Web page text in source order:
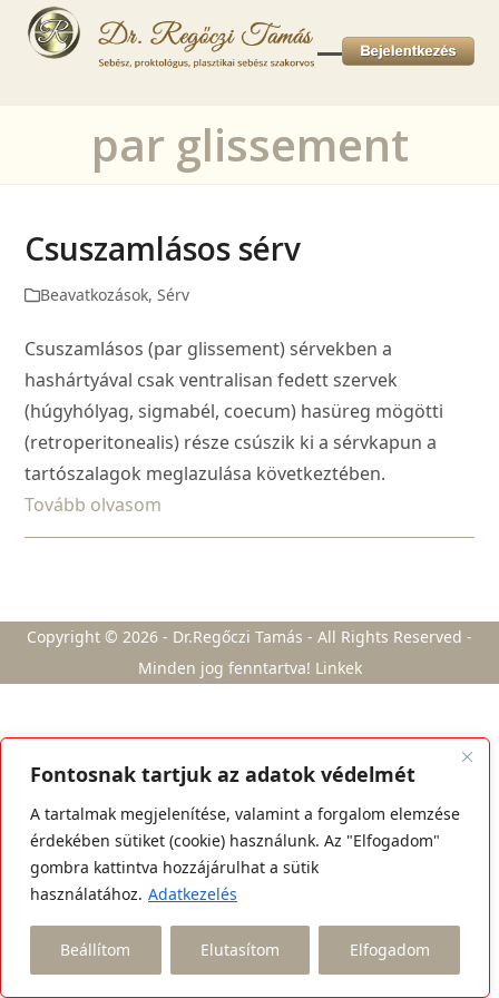
Fontosnak tartjuk az adatok védelmét
A tartalmak megjelenítése, valamint a forgalom elemzése
érdekében sütiket (cookie) használunk. Az "Elfogadom"
gombra kattintva hozzájárulhat a sütik
használatához. Adatkezelés
Beállítom Elutasítom Elfogadom
Skip
menu
menu
par glissement
Csuszamlásos sérv
Beavatkozások,Sérv
Csuszamlásos (par glissement) sérvekben a
hashártyával csak ventralisan fedett szervek
(húgyhólyag, sigmabél, coecum) hasüreg mögötti
(retroperitonealis) része csúszik ki a sérvkapun a
tartószalagok meglazulása következtében.
Tovább olvasom
Copyright © 2026 - Dr.Regőczi Tamás - All Rights Reserved -
Minden jog fenntartva! Linkek